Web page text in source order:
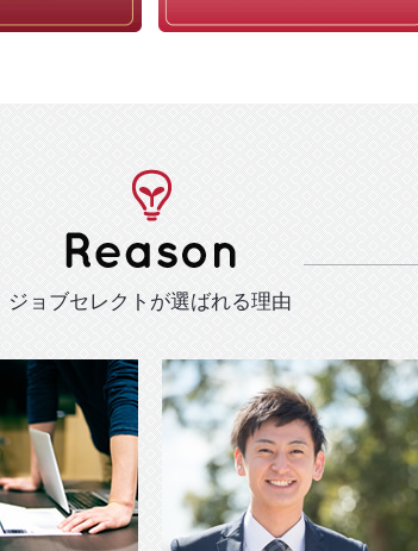
ジョブセレクトが選ばれる理由